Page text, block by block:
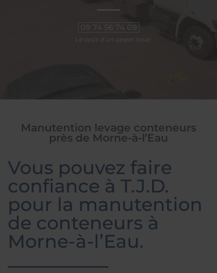
09 74 56 74 09
Manutention levage conteneurs
près de Morne-à-l’Eau
Vous pouvez faire
confiance à T.J.D.
pour la manutention
de conteneurs à
Morne-à-l’Eau.